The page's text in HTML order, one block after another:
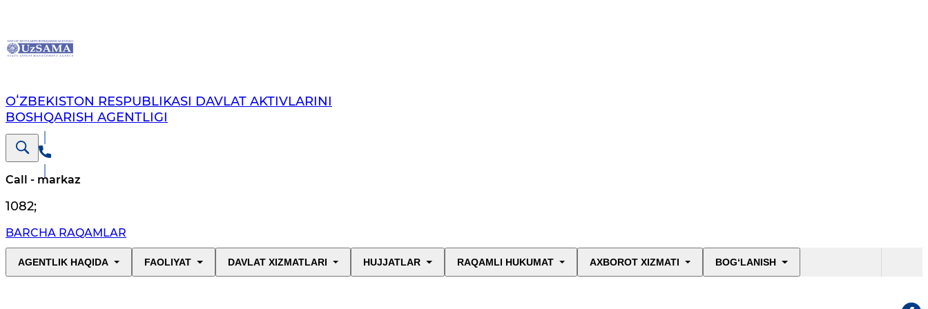
OʻZBEKISTON RESPUBLIKASI DAVLAT AKTIVLARINI
BOSHQARISH AGENTLIGI
Call - markaz
1082;
BARCHA RAQAMLAR
AGENTLIK HAQIDA FAOLIYAT DAVLAT XIZMATLARI HUJJATLAR RAQAMLI HUKUMAT AXBOROT XIZMATI BOG‘LANISH